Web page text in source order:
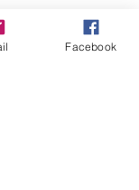
Facebook